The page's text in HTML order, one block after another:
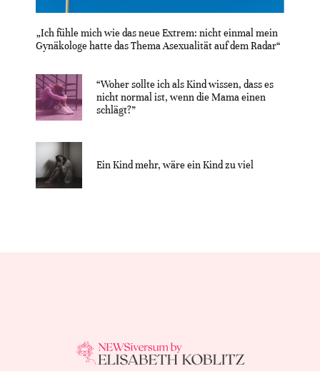
„Ich fühle mich wie das neue Extrem: nicht einmal mein
Gynäkologe hatte das Thema Asexualität auf dem Radar“
“Woher sollte ich als Kind wissen, dass es
nicht normal ist, wenn die Mama einen
schlägt?”
Ein Kind mehr, wäre ein Kind zu viel